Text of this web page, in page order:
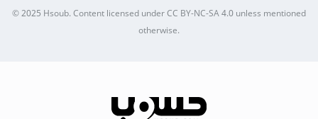
© 2025Hsoub.Content licensed underCC BY-NC-SA 4.0unless mentioned
otherwise.